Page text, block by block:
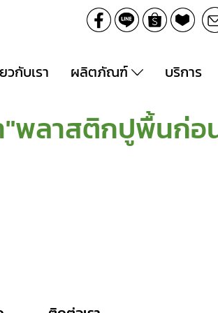
วกับเรา ผลิตภัณฑ์ บริการ
"พลาสติกปูพื้นก่